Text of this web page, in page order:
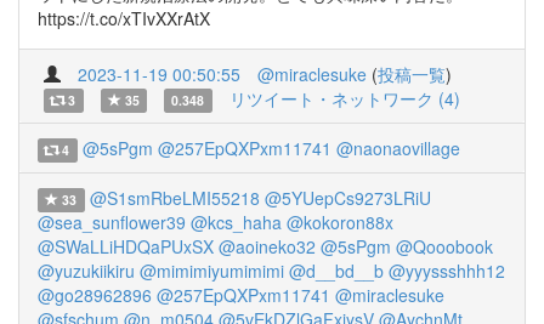
https://t.co/xTIvXXrAtX
2023-11-19 00:50:55 @miraclesuke (投稿一覧)
3 35 0.348 リツイート・ネットワーク (4)
4 @5sPgm @257EpQXPxm11741 @naonaovillage
33 @S1smRbeLMI55218 @5YUepCs9273LRiU
@sea_sunflower39 @kcs_haha @kokoron88x
@SWaLLiHDQaPUxSX @aoineko32 @5sPgm @Qooobook
@yuzukiikiru @mimimiyumimimi @d__bd__b @yyyssshhh12
@go28962896 @257EpQXPxm11741 @miraclesuke
@sfschum @n_m0504 @5vEkDZlGaFxiysV @AychnMt